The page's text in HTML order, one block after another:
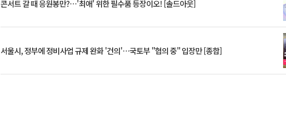
콘서트 갈 때 응원봉만?⋯'최애' 위한 필수품 등장이오! [솔드아웃]
서울시, 정부에 정비사업 규제 완화 '건의'⋯국토부 "협의 중" 입장만 [종합]